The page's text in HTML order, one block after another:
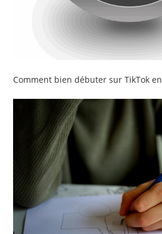
Comment bien débuter sur TikTok